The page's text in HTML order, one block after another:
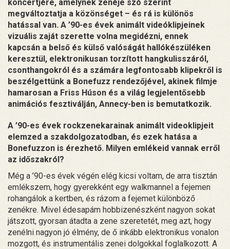
koncertjére, amelynek zenéje szó szerint
megváltoztatja a közönséget – és rá is különös
hatással van. A ’90-es évek animált videóklipjeinek
vizuális zaját szerette volna megidézni, ennek
kapcsán a belső és külső valóságát hallókészüléken
keresztül, elektronikusan torzított hangkulisszáról,
csonthangokról és a számára legfontosabb klipekről is
beszélgettünk a Bonefuzz rendezőjével, akinek filmje
hamarosan a Friss Húson és a világ legjelentősebb
animációs fesztiválján, Annecy-ben is bemutatkozik.
A ’90-es évek rockzenekarainak animált videoklipjeit
elemzed a szakdolgozatodban, és ezek hatása a
Bonefuzzon is érezhető. Milyen emlékeid vannak erről
az időszakról?
Még a ’90-es évek végén elég kicsi voltam, de arra tisztán
emlékszem, hogy gyerekként egy walkmannel a fejemen
rohangálok a kertben, és rázom a fejemet különböző
zenékre. Mivel édesapám hobbizenészként nagyon sokat
játszott, gyorsan átadta a zene szeretetét, meg azt, hogy
zenélni nagyon jó élmény, de ő inkább elektronikus vonalon
mozgott, és instrumentális zenei dolgokkal foglalkozott. A